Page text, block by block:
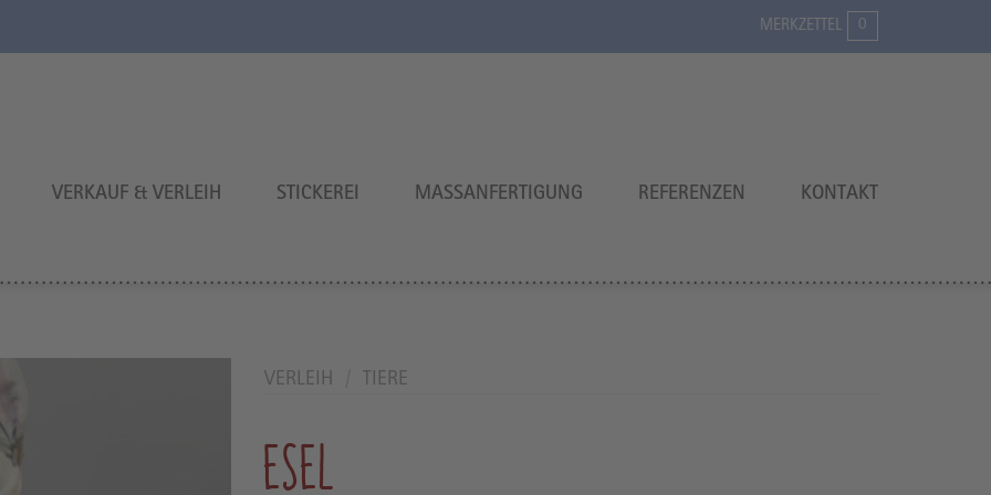
MERKZETTEL 0
VERKAUF & VERLEIH STICKEREI MASSANFERTIGUNG REFERENZEN KONTAKT
VERLEIH TIERE
ESEL